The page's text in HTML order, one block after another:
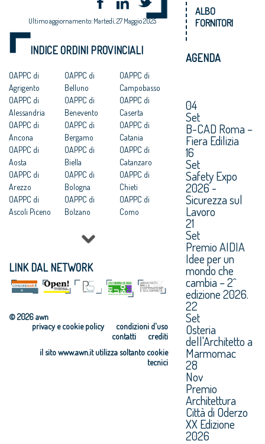
Ultimo aggiornamento: Martedì, 27 Maggio 2025
INDICE ORDINI PROVINCIALI
OAPPC di
Agrigento
OAPPC di
Alessandria
OAPPC di
Ancona
OAPPC di
Aosta
OAPPC di
Arezzo
OAPPC di
Ascoli Piceno
OAPPC di Bari
OAPPC di
Barletta-
OAPPC di
Belluno
OAPPC di
Benevento
OAPPC di
Bergamo
OAPPC di
Biella
OAPPC di
Bologna
OAPPC di
Bolzano
Brescia
Brindisi
OAPPC di
Cagliari
OAPPC di
Campobasso
OAPPC di
Caserta
OAPPC di
Catania
OAPPC di
Catanzaro
OAPPC di
Chieti
OAPPC di
Como
Crotone
OAPPC di
LINK DAL NETWORK
© 2026 awn
condizioni d'uso
privacy e cookie policy
crediti
contatti
il sito www.awn.it utilizza soltanto cookie
tecnici
ALBO
FORNITORI
AGENDA
04
Set
B-CAD Roma –
Fiera Edilizia
16
Set
Safety Expo
2026 -
Sicurezza sul
Lavoro
21
Set
Premio AIDIA
Idee per un
mondo che
cambia – 2^
edizione 2026.
22
Set
Osteria
dell'Architetto a
Marmomac
28
Nov
Premio
Architettura
Città di Oderzo
XX Edizione
2026